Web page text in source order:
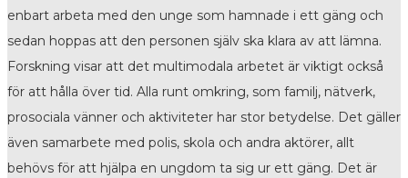
enbart arbeta med den unge som hamnade i ett gäng och
sedan hoppas att den personen själv ska klara av att lämna.
Forskning visar att det multimodala arbetet är viktigt också
för att hålla över tid. Alla runt omkring, som familj, nätverk,
prosociala vänner och aktiviteter har stor betydelse. Det gäller
även samarbete med polis, skola och andra aktörer, allt
behövs för att hjälpa en ungdom ta sig ur ett gäng. Det är